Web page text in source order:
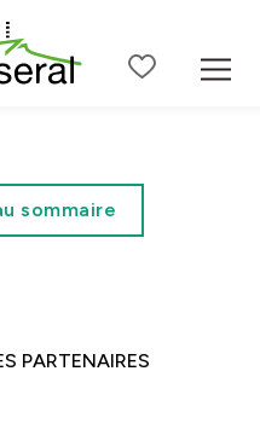
PARTENAIRES
sommaire